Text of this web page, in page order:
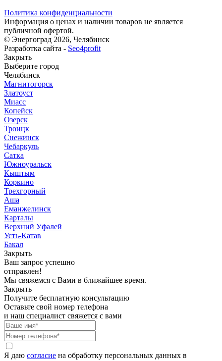
Политика конфиденциальности
Информация о ценах и наличии товаров не является
публичной офертой.
© Энергоград 2026, Челябинск
Разработка сайта - Seo4profit
Закрыть
Выберите город
Челябинск
Магнитогорск
Златоуст
Миасс
Копейск
Озерск
Троицк
Снежинск
Чебаркуль
Сатка
Южноуральск
Кыштым
Коркино
Трехгорный
Аша
Еманжелинск
Карталы
Верхний Уфалей
Усть-Катав
Бакал
Закрыть
Ваш запрос успешно
отправлен!
Мы свяжемся с Вами в ближайшее время.
Закрыть
Получите бесплатную консультацию
Оставьте свой номер телефона
и наш специалист свяжется с вами
Я даю согласие на обработку персональных данных в